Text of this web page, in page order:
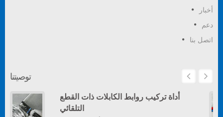
أخبار
دعم
اتصل بنا
توصيتنا
أداة تركيب روابط الكابلات ذات القطع
التلقائي